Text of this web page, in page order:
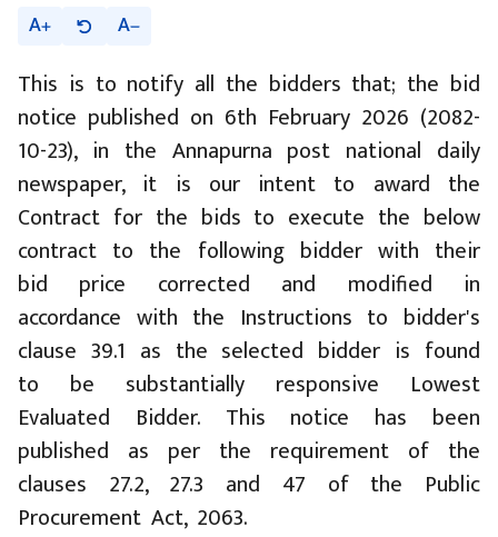
A A
This is to notify all the bidders that; the bid
notice published on 6th February 2026 (2082-
10-23), in the Annapurna post national daily
newspaper, it is our intent to award the
Contract for the bids to execute the below
contract to the following bidder with their
bid price corrected and modified in
accordance with the Instructions to bidder's
clause 39.1 as the selected bidder is found
to be substantially responsive Lowest
Evaluated Bidder. This notice has been
published as per the requirement of the
clauses 27.2, 27.3 and 47 of the Public
Procurement Act, 2063.